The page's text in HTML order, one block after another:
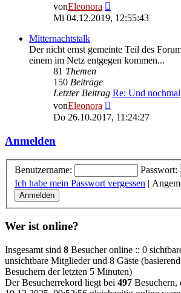
vonEleonora
Beitrag
Mi 04.12.2019, 12:55:43
Mitternachtstalk
Der nicht ernst gemeinte Teil des
einem im Netz entgegen kommen...
81 Themen
150 Beiträge
Letzter Beitrag Re: Und nochmal
vonEleonora
Beitrag
Do 26.10.2017, 11:24:27
Anmelden
Benutzername:
Passwort:
Ich habe mein Passwort vergessen |
Wer ist online?
Insgesamt sind 8 Besucher online :: 0
unsichtbare Mitglieder und 8 Gäste
Besuchern der letzten 5 Minuten)
Der Besucherrekord liegt bei 497 Besuchern,